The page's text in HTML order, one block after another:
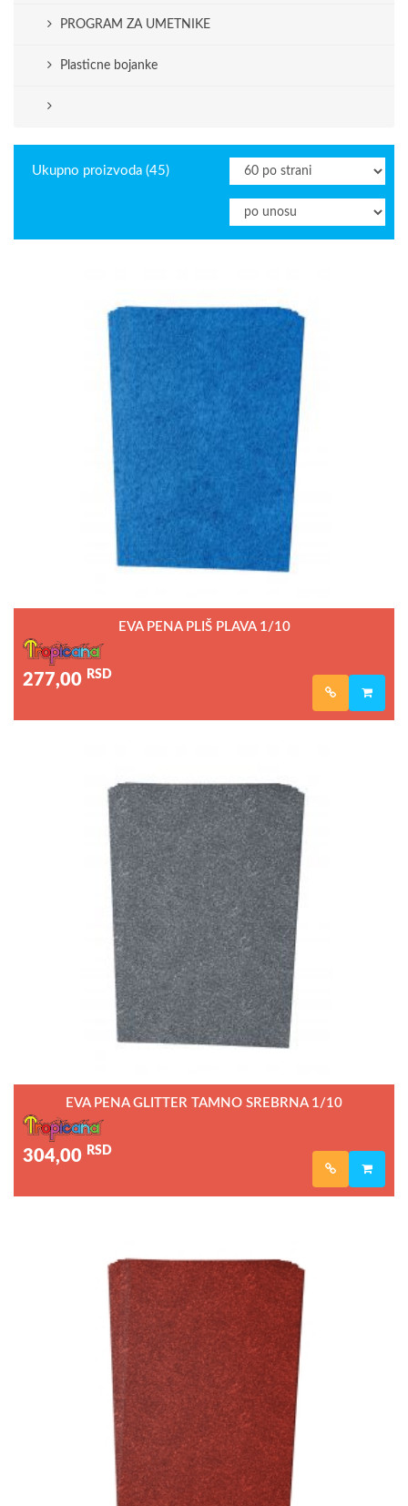
PROGRAM ZA UMETNIKE
Plasticne bojanke
Ukupno proizvoda (45)
EVA PENA PLIŠ PLAVA 1/10
277,00 RSD
EVA PENA GLITTER TAMNO SREBRNA 1/10
304,00 RSD